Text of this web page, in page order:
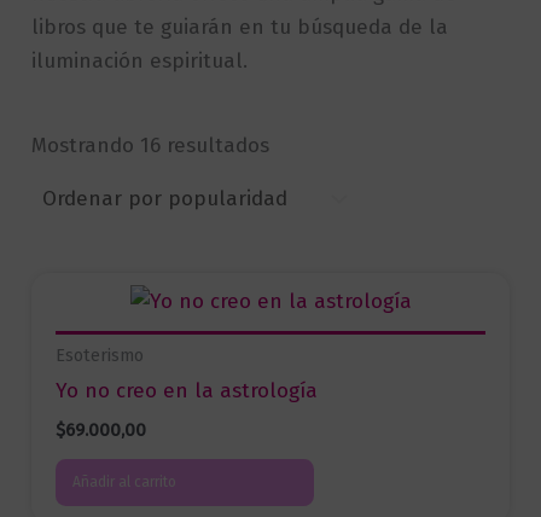
libros que te guiarán en tu búsqueda de la
iluminación espiritual.
Mostrando 16 resultadosSorted
popularity
Esoterismo
Yo no creo en la astrología
$69.000,00
Añadir al carrito